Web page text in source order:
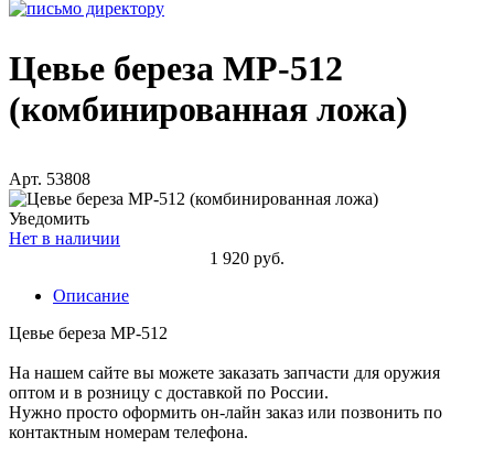
Цевье береза МР-512
(комбинированная ложа)
Арт. 53808
Уведомить
Нет в наличии
1 920 руб.
Описание
Цевье береза МР-512
На нашем сайте вы можете заказать запчасти для оружия
оптом и в розницу с доставкой по России.
Нужно просто оформить он-лайн заказ или позвонить по
контактным номерам телефона.